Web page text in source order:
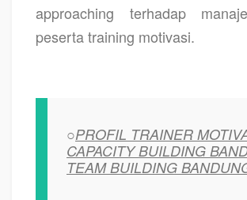
approaching terhadap
peserta training motivasi.
○PROFIL TRAINER
CAPACITY BUILDING
TEAM BUILDING